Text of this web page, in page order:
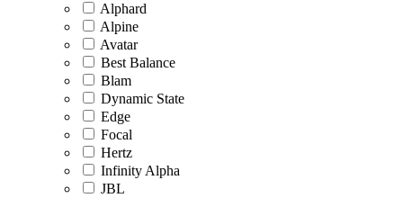
Alphard
Alpine
Avatar
Best Balance
Blam
Dynamic State
Edge
Focal
Hertz
Infinity Alpha
JBL